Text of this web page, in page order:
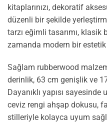
kitaplarınızı, dekoratif
düzenli bir şekilde
tarzı eğimli tasarımı, klasik
zamanda modern bir estetik
Sağlam rubberwood
derinlik, 63 cm genişlik ve
Dayanıklı yapısı
ceviz rengi ahşap dokusu,
stilleriyle kolayca uyum